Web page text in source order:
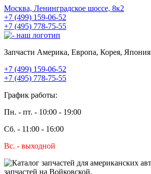
Москва, Ленинградское шоссе, 8к2
+7 (499) 159-06-52
+7 (495) 778-75-55
Запчасти Америка, Европа, Корея, Япония
+7 (499) 159-06-52
+7 (495) 778-75-55
График работы:
Пн. - пт. - 10:00 - 19:00
Сб. - 11:00 - 16:00
Вс. - выходной